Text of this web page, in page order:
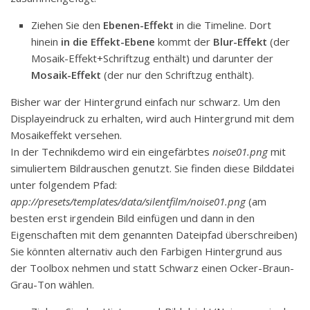
Ziehen Sie den Ebenen-Effekt in die Timeline. Dort
hinein in die Effekt-Ebene kommt der Blur-Effekt (der
Mosaik-Effekt+Schriftzug enthält) und darunter der
Mosaik-Effekt (der nur den Schriftzug enthält).
Bisher war der Hintergrund einfach nur schwarz. Um den
Displayeindruck zu erhalten, wird auch Hintergrund mit dem
Mosaikeffekt versehen.
In der Technikdemo wird ein eingefärbtes noise01.pngmit
simuliertem Bildrauschen genutzt. Sie finden diese Bilddatei
unter folgendem Pfad:
app://presets/templates/data/silentfilm/noise01.png(am
besten erst irgendein Bild einfügen und dann in den
Eigenschaften mit dem genannten Dateipfad überschreiben)
Sie könnten alternativ auch den Farbigen Hintergrund aus
der Toolbox nehmen und statt Schwarz einen Ocker-Braun-
Grau-Ton wählen.